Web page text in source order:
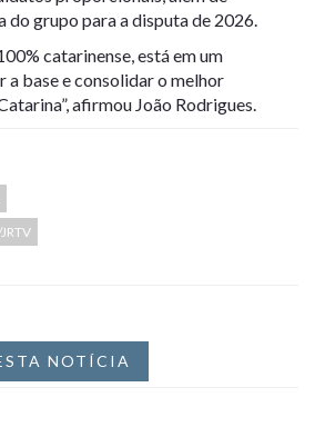
grupo para a disputa de 2026.
catarinense, está em um
base e consolidar o melhor
afirmou João Rodrigues.
NOTÍCIA